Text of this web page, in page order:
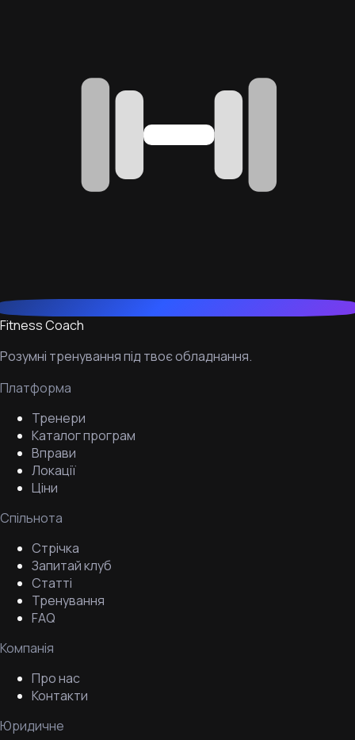
Fitness Coach
Розумні тренування під твоє обладнання.
Платформа
Тренери
Каталог програм
Вправи
Локації
Ціни
Спільнота
Стрічка
Запитай клуб
Статті
Тренування
FAQ
Компанія
Про нас
Контакти
Юридичне